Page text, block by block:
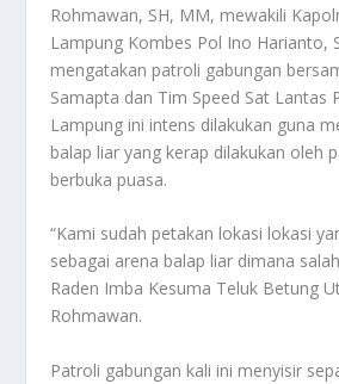
Rohmawan, SH, MM, mewakili
Lampung Kombes Pol Ino Harianto,
mengatakan patroli gabungan
Samapta dan Tim Speed Sat Lantas
Lampung ini intens dilakukan guna
balap liar yang kerap dilakukan oleh
berbuka puasa.
“Kami sudah petakan lokasi lokasi
sebagai arena balap liar dimana
Raden Imba Kesuma Teluk Betung
Rohmawan.
Patroli gabungan kali ini menyisir